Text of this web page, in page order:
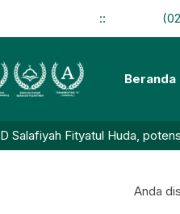
::
Beranda
Fityatul Huda,
Anda